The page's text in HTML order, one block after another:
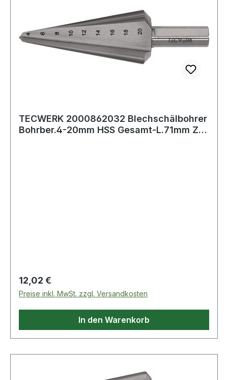
TECWERK 2000862032 Blechschälbohrer
Bohrber.4-20mm HSS Gesamt-L.71mm Z.2
Regulärer Preis:
12,02 €
Preise inkl. MwSt. zzgl. Versandkosten
In den Warenkorb